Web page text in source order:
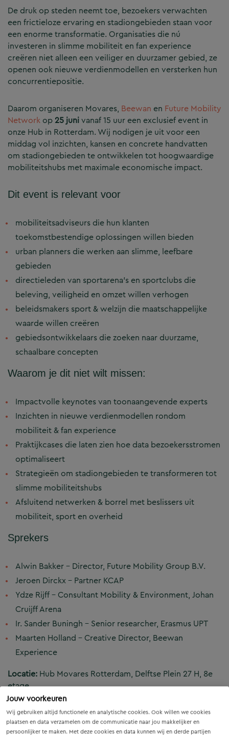
Jouw voorkeuren
Wij gebruiken altijd functionele en analytische cookies. Ook willen we cookies
plaatsen en data verzamelen om de communicatie naar jou makkelijker en
persoonlijker te maken. Met deze cookies en data kunnen wij en derde partijen
De druk op steden neemt toe, bezoekers verwachten
een frictieloze ervaring en stadiongebieden staan voor
een enorme transformatie. Organisaties die nú
investeren in slimme mobiliteit en fan experience
creëren niet alleen een veiliger en duurzamer gebied, ze
openen ook nieuwe verdienmodellen en versterken hun
concurrentiepositie.
Daarom organiseren Movares, Beewan en Future Mobility
Network op25 junivanaf 15 uur een exclusief event in
onze Hub in Rotterdam. Wij nodigen je uit voor een
middag vol inzichten, kansen en concrete handvatten
om stadiongebieden te ontwikkelen tot hoogwaardige
mobiliteitshubs met maximale economische impact.
Dit event is relevant voor
mobiliteitsadviseurs die hun klanten
toekomstbestendige oplossingen willen bieden
urban planners die werken aan slimme, leefbare
gebieden
directieleden van sportarena’s en sportclubs die
beleving, veiligheid en omzet willen verhogen
beleidsmakers sport & welzijn die maatschappelijke
waarde willen creëren
gebiedsontwikkelaars die zoeken naar duurzame,
schaalbare concepten
Waarom je dit niet wilt missen:
Impactvolle keynotes van toonaangevende experts
Inzichten in nieuwe verdienmodellen rondom
mobiliteit & fan experience
Praktijkcases die laten zien hoe data bezoekersstromen
optimaliseert
Strategieën om stadiongebieden te transformeren tot
slimme mobiliteitshubs
Afsluitend netwerken & borrel met beslissers uit
mobiliteit, sport en overheid
Sprekers
Alwin Bakker – Director, Future Mobility Group B.V.
Jeroen Dirckx – Partner KCAP
Ydze Rijff – Consultant Mobility & Environment, Johan
Cruijff Arena
Ir. Sander Buningh – Senior researcher, Erasmus UPT
Maarten Holland – Creative Director, Beewan
Experience
Locatie: Hub Movares Rotterdam, Delftse Plein 27 H, 8e
etage
Datum:25 juni
Tijd:15.00 – 17.30 uur (incl. borrel)